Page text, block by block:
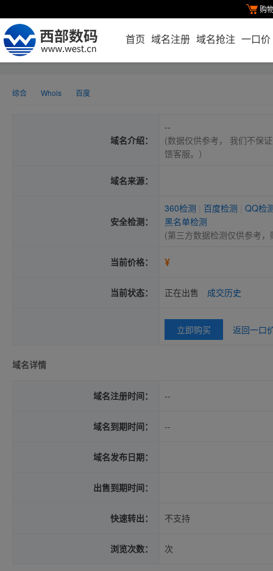
购
首页 域名注册 域名抢注 一口价
综合 Whois 百度
域名介绍：
--
(数据仅供参考， 我们不保
馈客服。）
域名来源：
安全检测：
360检测 百度检测
QQ检
黑名单检测
(第三方数据检测仅供参考
当前价格： ¥
当前状态： 正在出售 成交历史
立即购买 返回一口
域名详情
域名注册时间： --
域名到期时间： --
域名发布日期：
出售到期时间：
快速转出： 不支持
浏览次数： 次